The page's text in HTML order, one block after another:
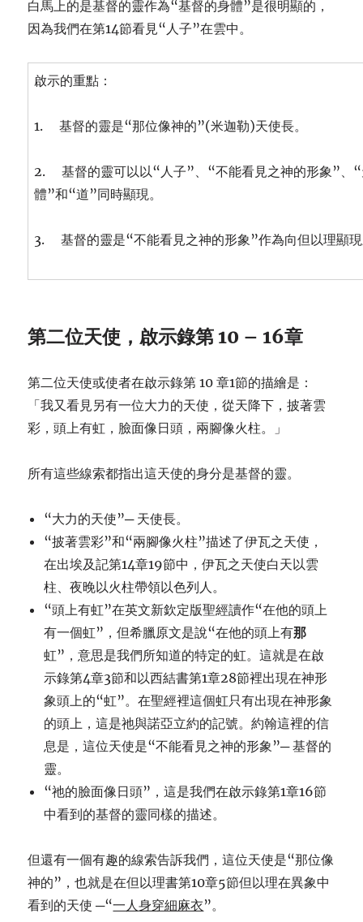
白馬上的是基督的靈作為“基督的身體”是很明顯的，
因為我們在第14節看見“人子”在雲中。
啟示的重點：
1. 基督的靈是“那位像神的”(米迦勒)天使長。
2. 基督的靈可以以“人子”、“不能看見之神的形象”、
體”和“道”同時顯現。
3. 基督的靈是“不能看見之神的形象”作為向但以理顯
第二位天使，啟示錄第 10 – 16章
第二位天使或使者在啟示錄第 10 章1節的描繪是：
「我又看見另有一位大力的天使，從天降下，披著雲
彩，頭上有虹，臉面像日頭，兩腳像火柱。」
所有這些線索都指出這天使的身分是基督的靈。
“大力的天使”─ 天使長。
“披著雲彩”和“兩腳像火柱”描述了伊瓦之天使，
在出埃及記第14章19節中，伊瓦之天使白天以雲
柱、夜晚以火柱帶領以色列人。
“頭上有虹”在英文新欽定版聖經讀作“在他的頭上
有一個虹”，但希臘原文是說“在他的頭上有那
虹”，意思是我們所知道的特定的虹。這就是在啟
示錄第4章3節和以西結書第1章28節裡出現在神形
象頭上的“虹”。在聖經裡這個虹只有出現在神形象
的頭上，這是祂與諾亞立約的記號。約翰這裡的信
息是，這位天使是“不能看見之神的形象”─ 基督的
靈。
“祂的臉面像日頭”，這是我們在啟示錄第1章16節
中看到的基督的靈同樣的描述。
但還有一個有趣的線索告訴我們，這位天使是“那位像
神的”，也就是在但以理書第10章5節但以理在異象中
看到的天使 ─“一人身穿細麻衣”。